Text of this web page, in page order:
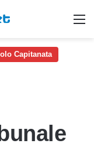
Capitanata